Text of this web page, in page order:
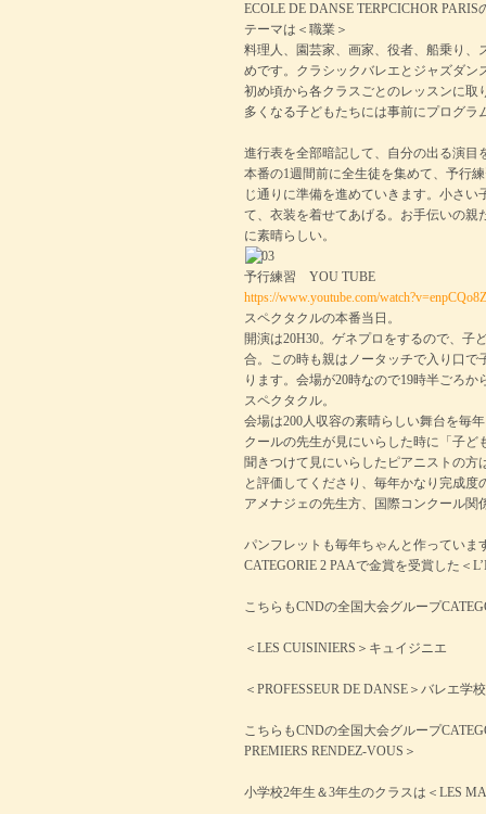
ECOLE DE DANSE TERPCICHOR
テーマは＜職業＞
料理人、園芸家、画家、役者、船乗り
めです。クラシックバレエとジャズダ
初め頃から各クラスごとのレッスンに
多くなる子どもたちには事前にプログラ
進行表を全部暗記して、自分の出る演目
本番の1週間前に全生徒を集めて、予行
じ通りに準備を進めていきます。小さ
て、衣装を着せてあげる。お手伝いの
に素晴らしい。
予行練習 YOU TUBE
https://www.youtube.com/
スペクタクルの本番当日。
開演は20H30。ゲネプロをするので、子
合。この時も親はノータッチで入り口
ります。会場が20時なので19時半ごろ
スペクタクル。
会場は200人収容の素晴らしい舞台を毎
クールの先生が見にいらした時に「子
聞きつけて見にいらしたピアニストの
と評価してくださり、毎年かなり完成
アメナジェの先生方、国際コンクール
パンフレットも毎年ちゃんと作ってい
CATEGORIE 2 PAAで金賞を受賞した＜
こちらもCNDの全国大会グループ
＜LES CUISINIERS＞キュイジニエ
＜PROFESSEUR DE DANSE＞バレエ学
こちらもCNDの全国大会グループ
PREMIERS RENDEZ-VOUS＞
小学校2年生＆3年生のクラスは＜LES